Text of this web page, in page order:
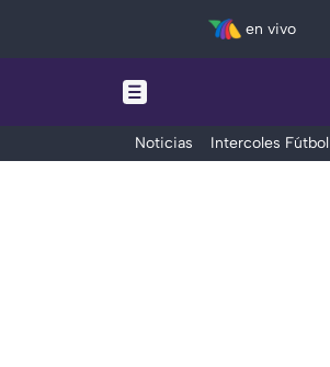
en vivo
Noticias Intercoles Fútbol